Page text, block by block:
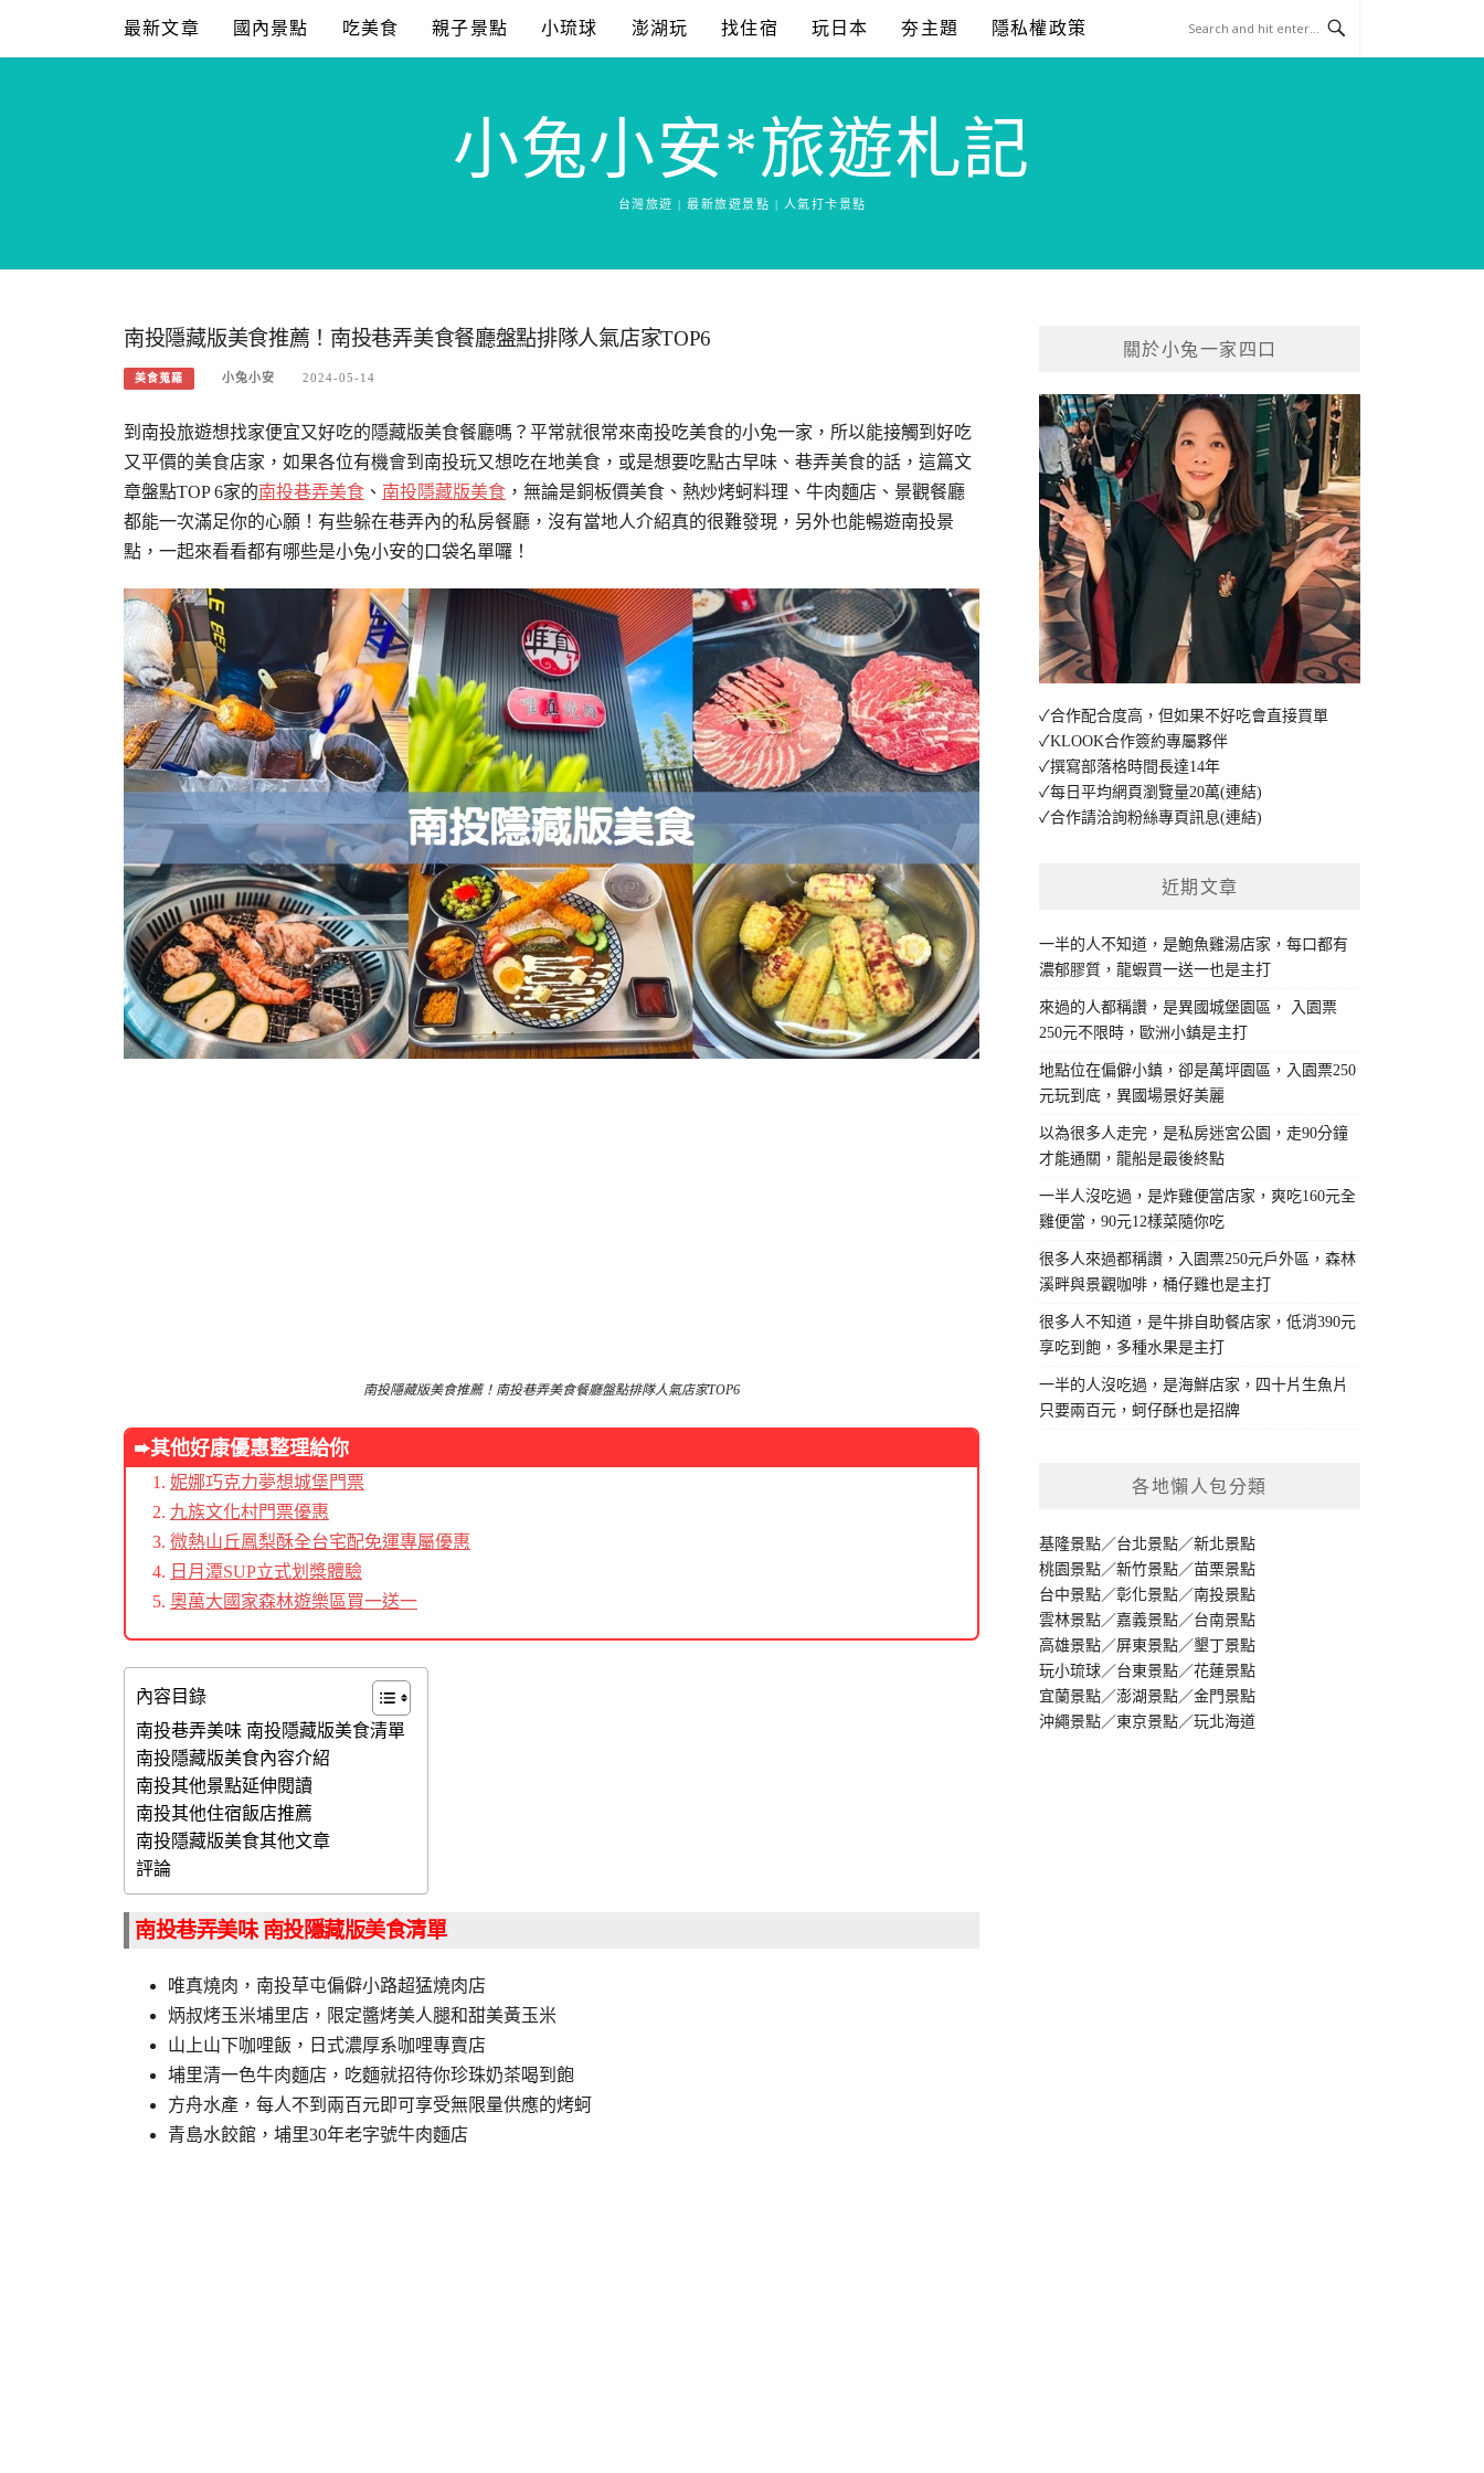
content
最新文章 國內景點 吃美食 親子景點 小琉球 澎湖玩 找住宿 玩日本 夯主題 隱私權政策
小兔小安*旅遊札記
台灣旅遊 | 最新旅遊景點 | 人氣打卡景點
南投隱藏版美食推薦！南投巷弄美食餐廳盤點排隊人氣店家TOP6
美食蒐羅 小兔小安 2024-05-14
到南投旅遊想找家便宜又好吃的隱藏版美食餐廳嗎？平常就很常來南投吃美食的小兔一家，所以能接觸到好吃
又平價的美食店家，如果各位有機會到南投玩又想吃在地美食，或是想要吃點古早味、巷弄美食的話，這篇文
章盤點TOP 6家的南投巷弄美食 、 南投隱藏版美食 ，無論是銅板價美食、熱炒烤蚵料理、牛肉麵店、景觀餐廳
都能一次滿足你的心願！有些躲在巷弄內的私房餐廳，沒有當地人介紹真的很難發現，另外也能暢遊南投景
點，一起來看看都有哪些是小兔小安的口袋名單囉！
南投隱藏版美食推薦！南投巷弄美食餐廳盤點排隊人氣店家TOP6
➨其他好康優惠整理給你
妮娜巧克力夢想城堡門票
九族文化村門票優惠
微熱山丘鳳梨酥全台宅配免運專屬優惠
日月潭SUP立式划槳體驗
奧萬大國家森林遊樂區買一送一
內容目錄
南投巷弄美味 南投隱藏版美食清單
南投隱藏版美食內容介紹
南投其他景點延伸閱讀
南投其他住宿飯店推薦
南投隱藏版美食其他文章
評論
南投巷弄美味 南投隱藏版美食清單
唯真燒肉，南投草屯偏僻小路超猛燒肉店
炳叔烤玉米埔里店，限定醬烤美人腿和甜美黃玉米
山上山下咖哩飯，日式濃厚系咖哩專賣店
埔里清一色牛肉麵店，吃麵就招待你珍珠奶茶喝到飽
方舟水產，每人不到兩百元即可享受無限量供應的烤蚵
青島水餃館，埔里30年老字號牛肉麵店
關於小兔一家四口
✓合作配合度高，但如果不好吃會直接買單
✓KLOOK合作簽約專屬夥伴
✓撰寫部落格時間長達14年
✓每日平均網頁瀏覽量20萬(連結)
✓合作請洽詢粉絲專頁訊息(連結)
近期文章
一半的人不知道，是鮑魚雞湯店家，每口都有
濃郁膠質，龍蝦買一送一也是主打
來過的人都稱讚，是異國城堡園區， 入園票
250元不限時，歐洲小鎮是主打
地點位在偏僻小鎮，卻是萬坪園區，入園票250
元玩到底，異國場景好美麗
以為很多人走完，是私房迷宮公園，走90分鐘
才能通關，龍船是最後終點
一半人沒吃過，是炸雞便當店家，爽吃160元全
雞便當，90元12樣菜隨你吃
很多人來過都稱讚，入園票250元戶外區，森林
溪畔與景觀咖啡，桶仔雞也是主打
很多人不知道，是牛排自助餐店家，低消390元
享吃到飽，多種水果是主打
一半的人沒吃過，是海鮮店家，四十片生魚片
只要兩百元，蚵仔酥也是招牌
各地懶人包分類
基隆景點／台北景點／新北景點
桃園景點／新竹景點／苗栗景點
台中景點／彰化景點／南投景點
雲林景點／嘉義景點／台南景點
高雄景點／屏東景點／墾丁景點
玩小琉球／台東景點／花蓮景點
宜蘭景點／澎湖景點／金門景點
沖繩景點／東京景點／玩北海道